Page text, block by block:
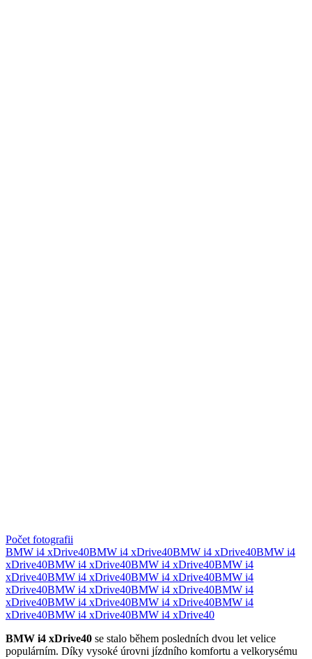
Počet fotografii
BMW i4 xDrive40BMW i4 xDrive40BMW i4 xDrive40BMW i4
xDrive40BMW i4 xDrive40BMW i4 xDrive40BMW i4
xDrive40BMW i4 xDrive40BMW i4 xDrive40BMW i4
xDrive40BMW i4 xDrive40BMW i4 xDrive40BMW i4
xDrive40BMW i4 xDrive40BMW i4 xDrive40BMW i4
xDrive40BMW i4 xDrive40BMW i4 xDrive40
BMW i4 xDrive40 se stalo během posledních dvou let velice
populárním. Díky vysoké úrovni jízdního komfortu a velkorysému